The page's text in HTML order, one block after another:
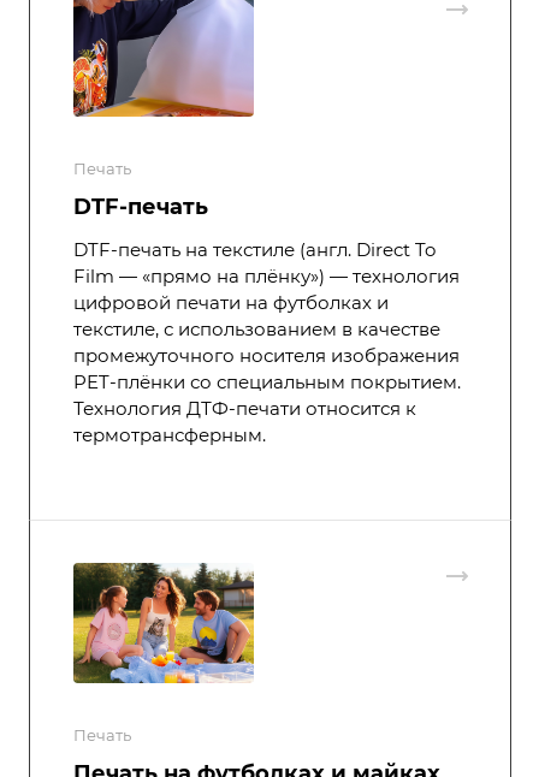
Печать
DTF-печать
DTF-печать на текстиле (англ. Direct To
Film — «прямо на плёнку») — технология
цифровой печати на футболках и
текстиле, с использованием в качестве
промежуточного носителя изображения
PET-плёнки со специальным покрытием.
Технология ДТФ-печати относится к
термотрансферным.
Печать